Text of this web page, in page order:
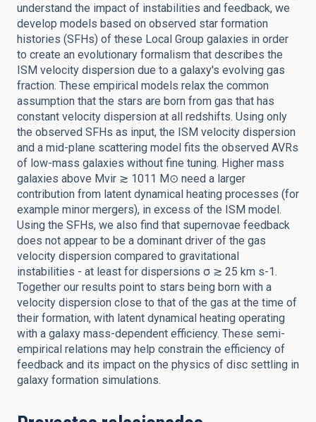
understand the impact of instabilities and feedback, we
develop models based on observed star formation
histories (SFHs) of these Local Group galaxies in order
to create an evolutionary formalism that describes the
ISM velocity dispersion due to a galaxy's evolving gas
fraction. These empirical models relax the common
assumption that the stars are born from gas that has
constant velocity dispersion at all redshifts. Using only
the observed SFHs as input, the ISM velocity dispersion
and a mid-plane scattering model fits the observed AVRs
of low-mass galaxies without fine tuning. Higher mass
galaxies above Mvir ≳ 1011 M⊙ need a larger
contribution from latent dynamical heating processes (for
example minor mergers), in excess of the ISM model.
Using the SFHs, we also find that supernovae feedback
does not appear to be a dominant driver of the gas
velocity dispersion compared to gravitational
instabilities - at least for dispersions σ ≳ 25 km s-1.
Together our results point to stars being born with a
velocity dispersion close to that of the gas at the time of
their formation, with latent dynamical heating operating
with a galaxy mass-dependent efficiency. These semi-
empirical relations may help constrain the efficiency of
feedback and its impact on the physics of disc settling in
galaxy formation simulations.